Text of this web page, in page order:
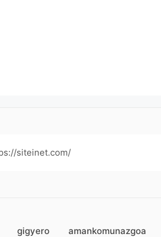
siteinet.com/
gigyero
amankomunazgoa